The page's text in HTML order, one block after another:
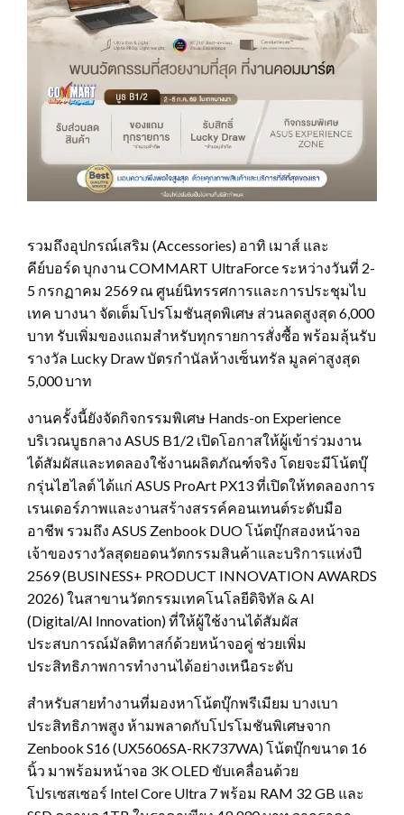
รวมถึงอุปกรณ์เสริม (Accessories) อาทิ เมาส์ และ
คีย์บอร์ด บุกงาน COMMART UltraForce ระหว่างวันที่ 2-
5 กรกฏาคม 2569 ณ ศูนย์นิทรรศการและการประชุมไบ
เทค บางนา จัดเต็มโปรโมชันสุดพิเศษ ส่วนลดสูงสุด 6,000
บาท รับเพิ่มของแถมสำหรับทุกรายการสั่งซื้อ พร้อมลุ้นรับ
รางวัล Lucky Draw บัตรกำนัลห้างเซ็นทรัล มูลค่าสูงสุด
5,000 บาท
งานครั้งนี้ยังจัดกิจกรรมพิเศษ Hands-on Experience
บริเวณบูธกลาง ASUS B1/2 เปิดโอกาสให้ผู้เข้าร่วมงาน
ได้สัมผัสและทดลองใช้งานผลิตภัณฑ์จริง โดยจะมีโน้ตบุ๊
กรุ่นไฮไลต์ ได้แก่ ASUS ProArt PX13 ที่เปิดให้ทดลองการ
เรนเดอร์ภาพและงานสร้างสรรค์คอนเทนต์ระดับมือ
อาชีพ รวมถึง ASUS Zenbook DUO โน้ตบุ๊กสองหน้าจอ
เจ้าของรางวัลสุดยอดนวัตกรรมสินค้าและบริการแห่งปี
2569 (BUSINESS+ PRODUCT INNOVATION AWARDS
2026) ในสาขานวัตกรรมเทคโนโลยีดิจิทัล & AI
(Digital/AI Innovation) ที่ให้ผู้ใช้งานได้สัมผัส
ประสบการณ์มัลติทาสก์ด้วยหน้าจอคู่ ช่วยเพิ่ม
ประสิทธิภาพการทำงานได้อย่างเหนือระดับ
สำหรับสายทำงานที่มองหาโน้ตบุ๊กพรีเมียม บางเบา
ประสิทธิภาพสูง ห้ามพลาดกับโปรโมชันพิเศษจาก
Zenbook S16 (UX5606SA-RK737WA) โน้ตบุ๊กขนาด 16
นิ้ว มาพร้อมหน้าจอ 3K OLED ขับเคลื่อนด้วย
โปรเซสเซอร์ Intel Core Ultra 7 พร้อม RAM 32 GB และ